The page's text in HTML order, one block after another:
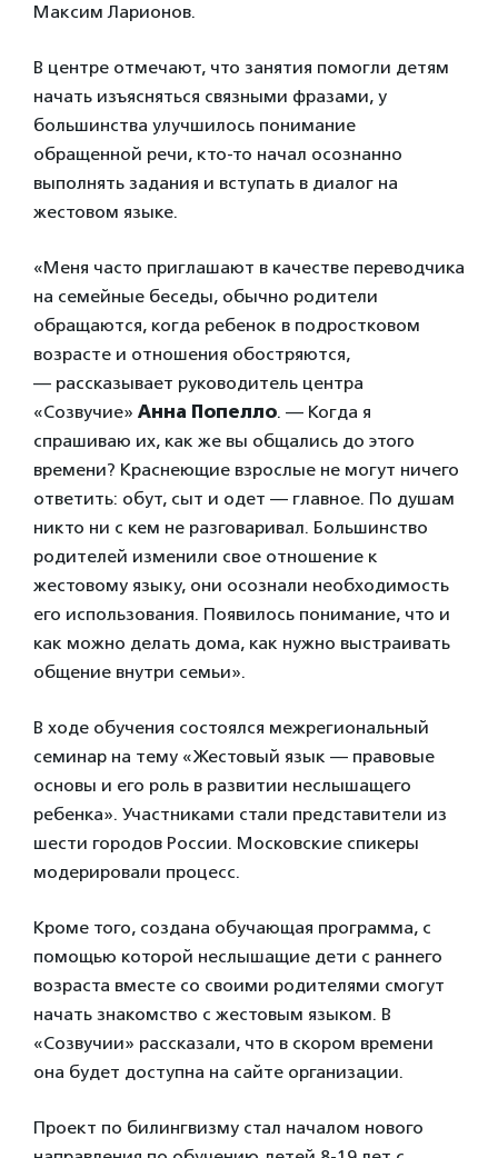
Максим Ларионов.
В центре отмечают, что занятия помогли детям
начать изъясняться связными фразами, у
большинства улучшилось понимание
обращенной речи, кто-то начал осознанно
выполнять задания и вступать в диалог на
жестовом языке.
«Меня часто приглашают в качестве переводчика
на семейные беседы, обычно родители
обращаются, когда ребенок в подростковом
возрасте и отношения обостряются,
— рассказывает руководитель центра
«Созвучие» Анна Попелло. — Когда я
спрашиваю их, как же вы общались до этого
времени? Краснеющие взрослые не могут ничего
ответить: обут, сыт и одет — главное. По душам
никто ни с кем не разговаривал. Большинство
родителей изменили свое отношение к
жестовому языку, они осознали необходимость
его использования. Появилось понимание, что и
как можно делать дома, как нужно выстраивать
общение внутри семьи».
В ходе обучения состоялся межрегиональный
семинар на тему «Жестовый язык — правовые
основы и его роль в развитии неслышащего
ребенка». Участниками стали представители из
шести городов России. Московские спикеры
модерировали процесс.
Кроме того, создана обучающая программа, с
помощью которой неслышащие дети с раннего
возраста вместе со своими родителями смогут
начать знакомство с жестовым языком. В
«Созвучии» рассказали, что в скором времени
она будет доступна на сайте организации.
Проект по билингвизму стал началом нового